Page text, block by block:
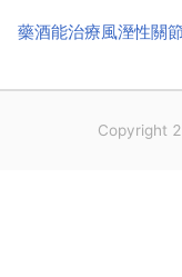
Copyright